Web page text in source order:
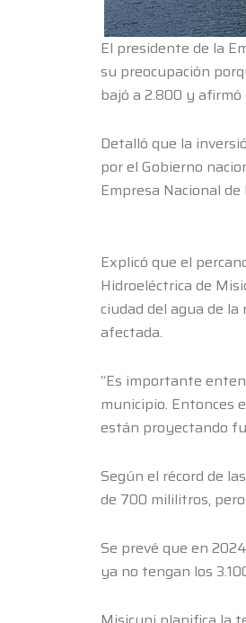
El presidente de la
su preocupación
bajó a 2.800 y
Detalló que la
por el Gobierno
Empresa Nacional
Explicó que el
Hidroeléctrica de
ciudad del agua de
afectada.
“Es importante
municipio. Entonces
están proyectando
Según el récord de
de 700 mililitros,
Se prevé que en
ya no tengan los